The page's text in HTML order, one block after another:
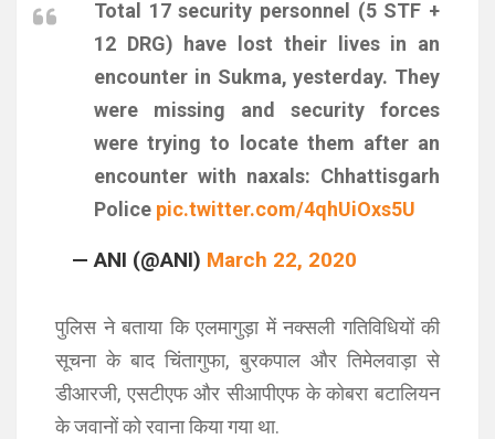
Total 17 security personnel (5 STF +
12 DRG) have lost their lives in an
encounter in Sukma, yesterday. They
were missing and security forces
were trying to locate them after an
encounter with naxals: Chhattisgarh
Police pic.twitter.com/4qhUiOxs5U
— ANI (@ANI) March 22, 2020
पुलिस ने बताया कि एलमागुड़ा में नक्सली गतिविधियों की
सूचना के बाद चिंतागुफा, बुरकपाल और तिमेलवाड़ा से
डीआरजी, एसटीएफ और सीआपीएफ के कोबरा बटालियन
के जवानों को रवाना किया गया था.